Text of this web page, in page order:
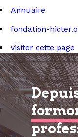
Annuaire
fondation-
visiter cette page